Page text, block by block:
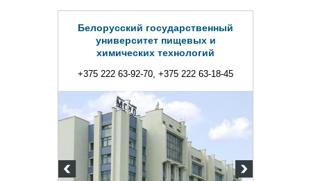
Белорусский государственный
университет пищевых и
химических технологий
+375 222 63-92-70, +375 222 63-18-45